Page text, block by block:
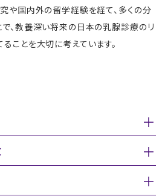
や国内外の留学経験を経て、多くの分
、教養深い将来の日本の乳腺診療のリ
ことを大切に考えています。